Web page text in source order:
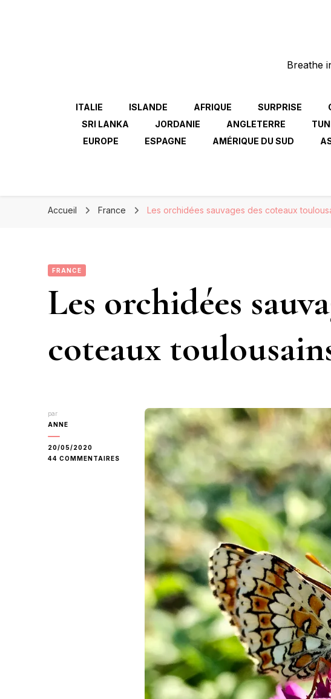
Breathe
ITALIE ISLANDE AFRIQUE SURPRISE
SRI LANKA
JORDANIE ANGLETERRE
EUROPE
ESPAGNE AMÉRIQUE DU SUD
Accueil France Les orchidées sauvages des coteaux
FRANCE
Les orchidées
coteaux
par
ANNE
20/05/2020
44 COMMENTAIRES
ORCHIDÉES
COTEAUX
TOULOUSAINS.